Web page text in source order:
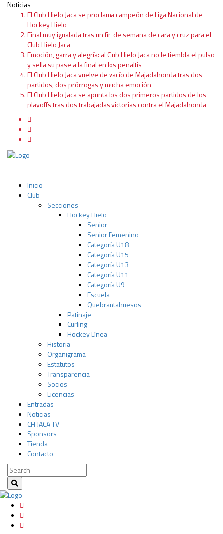
Noticias
El Club Hielo Jaca se proclama campeón de Liga Nacional de
Hockey Hielo
Final muy igualada tras un fin de semana de cara y cruz para el
Club Hielo Jaca
Emoción, garra y alegría: al Club Hielo Jaca no le tiembla el pulso
y sella su pase a la final en los penaltis
El Club Hielo Jaca vuelve de vacío de Majadahonda tras dos
partidos, dos prórrogas y mucha emoción
El Club Hielo Jaca se apunta los dos primeros partidos de los
playoffs tras dos trabajadas victorias contra el Majadahonda
Inicio
Club
Secciones
Hockey Hielo
Senior
Senior Femenino
Categoría U18
Categoría U15
Categoría U13
Categoría U11
Categoría U9
Escuela
Quebrantahuesos
Patinaje
Curling
Hockey Línea
Historia
Organigrama
Estatutos
Transparencia
Socios
Licencias
Entradas
Noticias
CH JACA TV
Sponsors
Tienda
Contacto